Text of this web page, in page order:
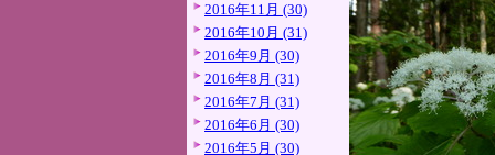
2016年11月 (30)
2016年10月 (31)
2016年9月 (30)
2016年8月 (31)
2016年7月 (31)
2016年6月 (30)
2016年5月 (30)